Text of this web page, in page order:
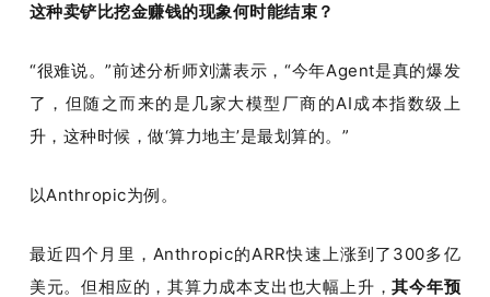
这种卖铲比挖金赚钱的现象何时能结束？
“很难说。”前述分析师刘潇表示，“今年Agent是真的爆发
了，但随之而来的是几家大模型厂商的AI成本指数级上
升，这种时候，做‘算力地主’是最划算的。”
以Anthropic为例。
最近四个月里，Anthropic的ARR快速上涨到了300多亿
美元。但相应的，其算力成本支出也大幅上升，其今年预